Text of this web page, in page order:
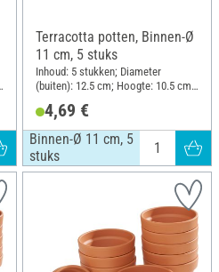
Terracotta potten, Binnen-Ø
11 cm, 5 stuks
Inhoud: 5 stukken; Diameter
(buiten): 12.5 cm; Hoogte: 10.5 cm;
4,69 €
Binnen-Ø 11 cm, 5
stuks